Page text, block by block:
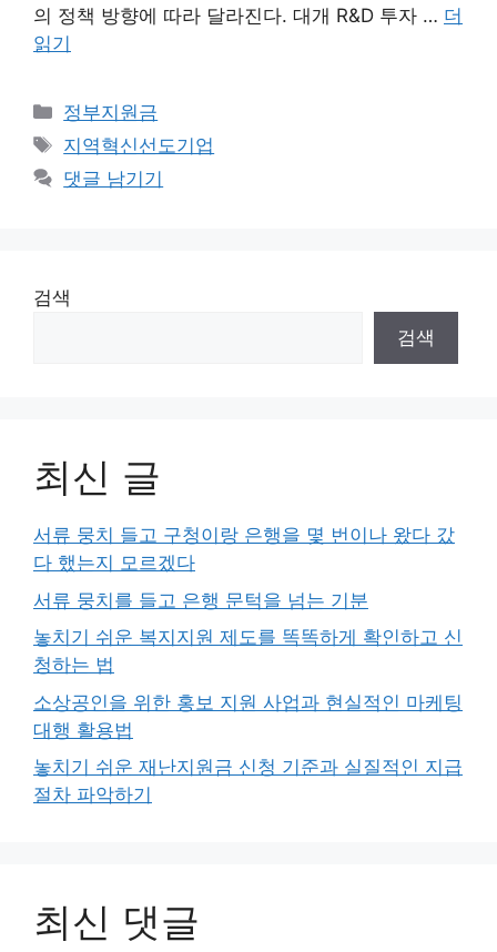
의 정책 방향에 따라 달라진다. 대개 R&D 투자 … 더
읽기
카
테
리
정부지원금
태
그
지역혁신선도기업
댓글 남기기
검색
검색
최신 글
서류 뭉치 들고 구청이랑 은행을 몇 번이나 왔다 갔
다 했는지 모르겠다
서류 뭉치를 들고 은행 문턱을 넘는 기분
놓치기 쉬운 복지지원 제도를 똑똑하게 확인하고 신
청하는 법
소상공인을 위한 홍보 지원 사업과 현실적인 마케팅
대행 활용법
놓치기 쉬운 재난지원금 신청 기준과 실질적인 지급
절차 파악하기
최신 댓글